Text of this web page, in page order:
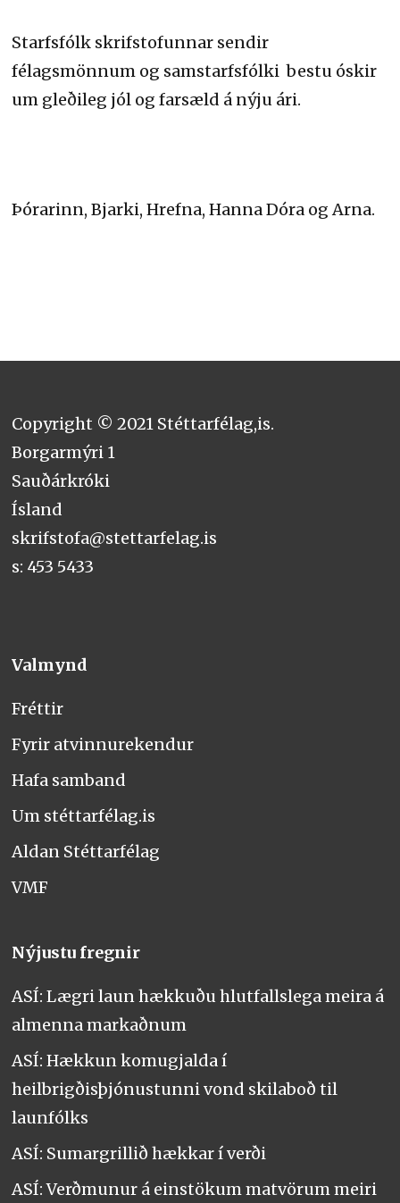
Starfsfólk skrifstofunnar sendir
félagsmönnum og samstarfsfólki bestu óskir
um gleðileg jól og farsæld á nýju ári.
Þórarinn, Bjarki, Hrefna, Hanna Dóra og Arna.
Copyright © 2021 Stéttarfélag,is.
Borgarmýri 1
Sauðárkróki
Ísland
skrifstofa@stettarfelag.is
s: 453 5433
Valmynd
Fréttir
Fyrir atvinnurekendur
Hafa samband
Um stéttarfélag.is
Aldan Stéttarfélag
VMF
Nýjustu fregnir
ASÍ: Lægri laun hækkuðu hlutfallslega meira á
almenna markaðnum
ASÍ: Hækkun komugjalda í
heilbrigðisþjónustunni vond skilaboð til
launfólks
ASÍ: Sumargrillið hækkar í verði
ASÍ: Verðmunur á einstökum matvörum meiri